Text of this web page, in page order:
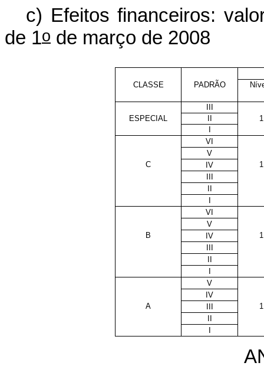
c) Efeitos financeiros:
de 1o de março de 2008
CLASSE PADRÃO
ESPECIAL
VI
V
C
IV
VI
V
B
IV
V
IV
A